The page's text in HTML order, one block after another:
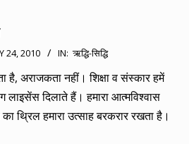
24, 2010 IN: ऋद्धि-सिद्धि
है, अराजकता नहीं। शिक्षा व संस्कार हमें
लाइसेंस दिलाते हैं। हमारा आत्मविश्वास
थ्रिल हमारा उत्साह बरकरार रखता है।